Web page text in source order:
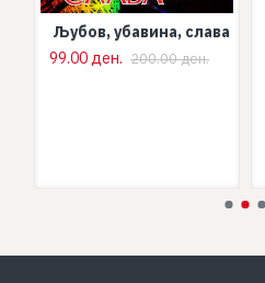
Љубов, убавина, слава
99.00 ден. 200.00 ден.